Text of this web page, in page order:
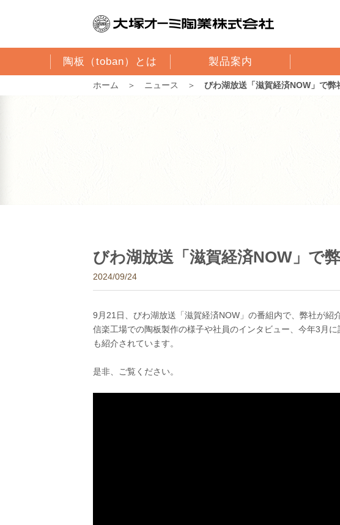
陶板（toban）とは 製品案内
ホーム ＞ ニュース ＞ びわ湖放送「滋賀経済NOW」で弊
びわ湖放送「滋賀経済NOW」で
2024/09/24
9月21日、びわ湖放送「滋賀経済NOW」の番組内で、弊社が紹
信楽工場での陶板製作の様子や社員のインタビュー、今年3月
も紹介されています。
是非、ご覧ください。